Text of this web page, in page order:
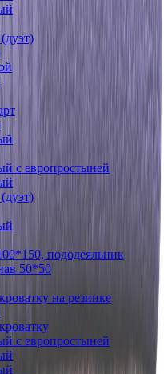
с европростыней
пододеяльник
50*50
на резинке
с европростыней